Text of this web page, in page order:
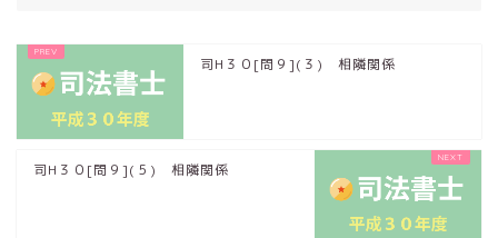
司H３０[問９](３) 相隣関係
司H３０[問９](５) 相隣関係